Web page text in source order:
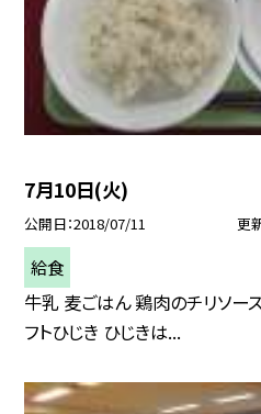
7月10日(火)
公開日 2018/07/11 更
給食
牛乳 麦ごはん 鶏肉のチリソー
フトひじき ひじきは...